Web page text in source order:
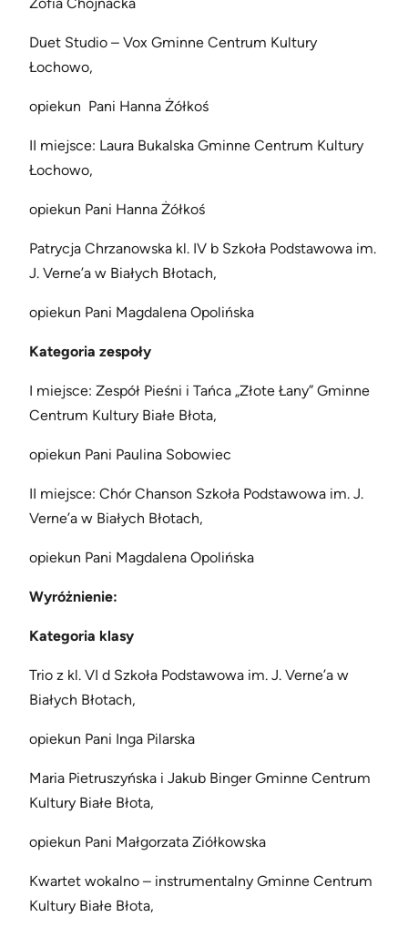
Duet Studio – Vox Gminne Centrum Kultury
Łochowo,
opiekun Pani Hanna Żółkoś
II miejsce: Laura Bukalska Gminne Centrum Kultury
Łochowo,
opiekun Pani Hanna Żółkoś
Patrycja Chrzanowska kl. IV b Szkoła Podstawowa im.
J. Verne’a w Białych Błotach,
opiekun Pani Magdalena Opolińska
Kategoria zespoły
I miejsce: Zespół Pieśni i Tańca „Złote Łany” Gminne
Centrum Kultury Białe Błota,
opiekun Pani Paulina Sobowiec
II miejsce: Chór Chanson Szkoła Podstawowa im. J.
Verne’a w Białych Błotach,
opiekun Pani Magdalena Opolińska
Wyróżnienie:
Kategoria klasy
Trio z kl. VI d Szkoła Podstawowa im. J. Verne’a w
Białych Błotach,
opiekun Pani Inga Pilarska
Maria Pietruszyńska i Jakub Binger Gminne Centrum
Kultury Białe Błota,
opiekun Pani Małgorzata Ziółkowska
Kwartet wokalno – instrumentalny Gminne Centrum
Kultury Białe Błota,